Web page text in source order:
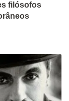
filósofos